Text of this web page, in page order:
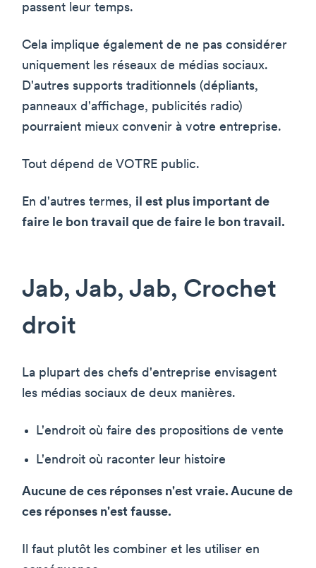
passent leur temps.
Cela implique également de ne pas considérer
uniquement les réseaux de médias sociaux.
D'autres supports traditionnels (dépliants,
panneaux d'affichage, publicités radio)
pourraient mieux convenir à votre entreprise.
Tout dépend de VOTRE public.
En d'autres termes, il est plus important de
faire le bon travail que de faire le bon travail.
Jab, Jab, Jab, Crochet
droit
La plupart des chefs d'entreprise envisagent
les médias sociaux de deux manières.
L'endroit où faire des propositions de vente
L'endroit où raconter leur histoire
Aucune de ces réponses n'est vraie. Aucune de
ces réponses n'est fausse.
Il faut plutôt les combiner et les utiliser en